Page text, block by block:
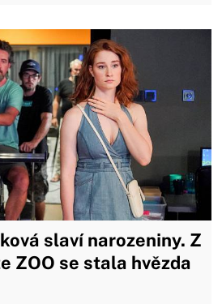
slaví narozeniny. Z
ZOO se stala hvězda